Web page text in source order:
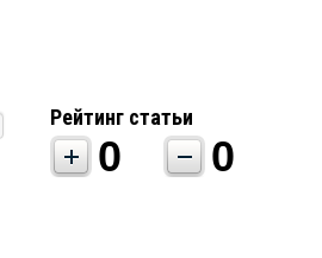
Рейтинг статьи
0 0